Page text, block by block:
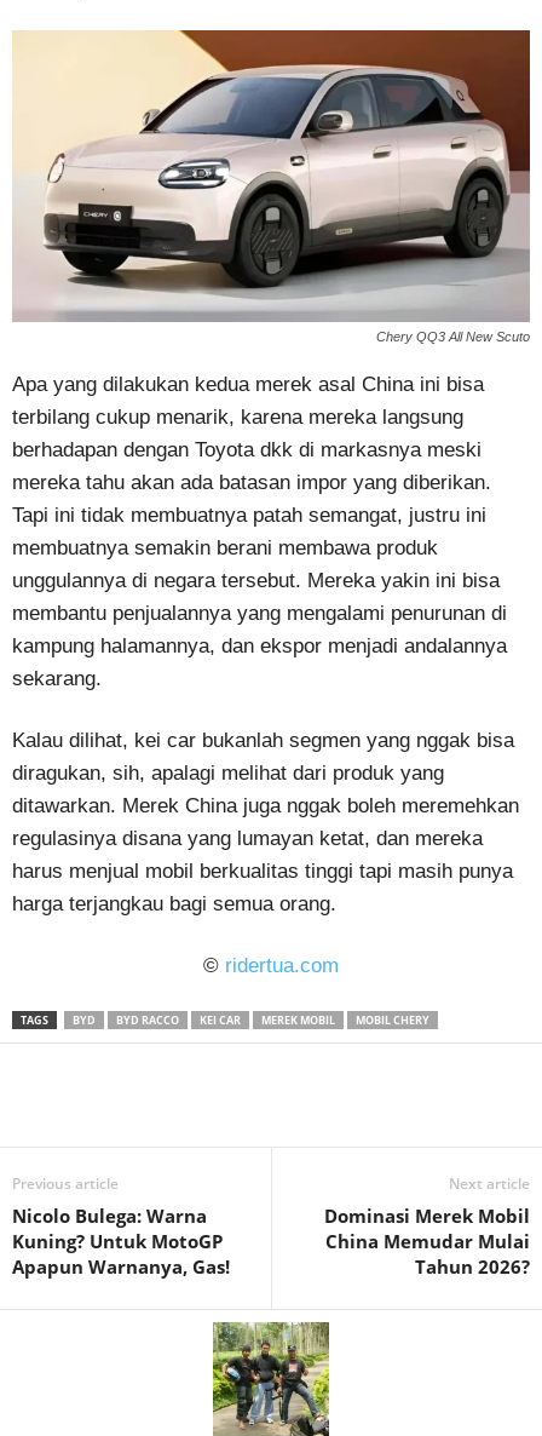
Chery QQ3 All New Scuto
Apa yang dilakukan kedua merek asal China ini bisa
terbilang cukup menarik, karena mereka langsung
berhadapan dengan Toyota dkk di markasnya meski
mereka tahu akan ada batasan impor yang diberikan.
Tapi ini tidak membuatnya patah semangat, justru ini
membuatnya semakin berani membawa produk
unggulannya di negara tersebut. Mereka yakin ini bisa
membantu penjualannya yang mengalami penurunan di
kampung halamannya, dan ekspor menjadi andalannya
sekarang.
Kalau dilihat, kei car bukanlah segmen yang nggak bisa
diragukan, sih, apalagi melihat dari produk yang
ditawarkan. Merek China juga nggak boleh meremehkan
regulasinya disana yang lumayan ketat, dan mereka
harus menjual mobil berkualitas tinggi tapi masih punya
harga terjangkau bagi semua orang.
© ridertua.com
TAGS BYD BYD RACCO KEI CAR MEREK MOBIL MOBIL CHERY
Previous article
Nicolo Bulega: Warna
Kuning? Untuk MotoGP
Apapun Warnanya, Gas!
Next article
Dominasi Merek Mobil
China Memudar Mulai
Tahun 2026?